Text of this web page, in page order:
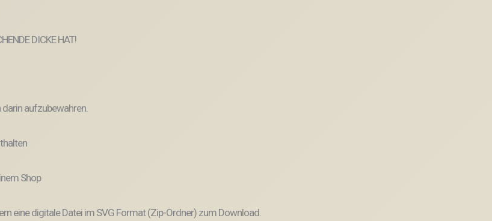
DICKE HAT!
aufzubewahren.
Shop
eine digitale Datei im SVG Format (Zip-Ordner) zum Download.